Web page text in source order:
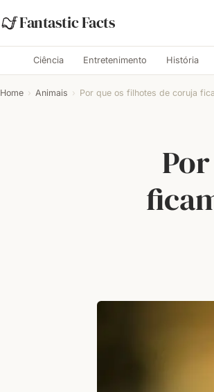
Fantastic Facts
Ciência Entretenimento História
Home › Animais › Por que os filhotes de coruja